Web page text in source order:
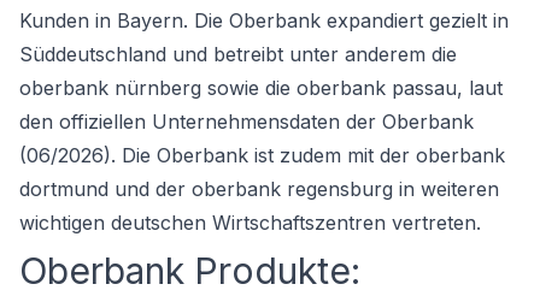
Kunden in Bayern. Die Oberbank expandiert gezielt in
Süddeutschland und betreibt unter anderem die
oberbank nürnberg sowie die oberbank passau, laut
den offiziellen Unternehmensdaten der Oberbank
(06/2026). Die Oberbank ist zudem mit der oberbank
dortmund und der oberbank regensburg in weiteren
wichtigen deutschen Wirtschaftszentren vertreten.
Oberbank Produkte: